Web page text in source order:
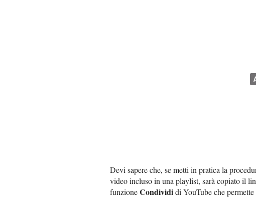
Devi sapere che, se metti in pratica la
video incluso in una playlist, sarà copiato il
funzioneCondivididi YouTube che